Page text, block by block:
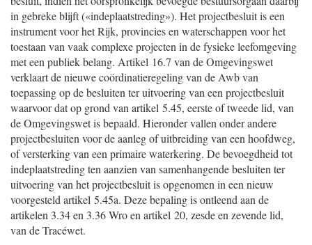
in gebreke blijft («indeplaatstreding»). Het projectbesluit is een
instrument voor het Rijk, provincies en waterschappen voor het
toestaan van vaak complexe projecten in de fysieke leefomgeving
met een publiek belang. Artikel 16.7 van de Omgevingswet
verklaart de nieuwe coördinatieregeling van de Awb van
toepassing op de besluiten ter uitvoering van een projectbesluit
waarvoor dat op grond van artikel 5.45, eerste of tweede lid, van
de Omgevingswet is bepaald. Hieronder vallen onder andere
projectbesluiten voor de aanleg of uitbreiding van een hoofdweg,
of versterking van een primaire waterkering. De bevoegdheid tot
indeplaatstreding ten aanzien van samenhangende besluiten ter
uitvoering van het projectbesluit is opgenomen in een nieuw
voorgesteld artikel 5.45a. Deze bepaling is ontleend aan de
artikelen 3.34 en 3.36 Wro en artikel 20, zesde en zevende lid,
van de Tracéwet.